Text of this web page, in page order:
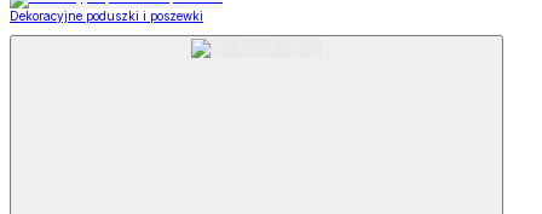
Dekoracyjne poduszki i poszewki